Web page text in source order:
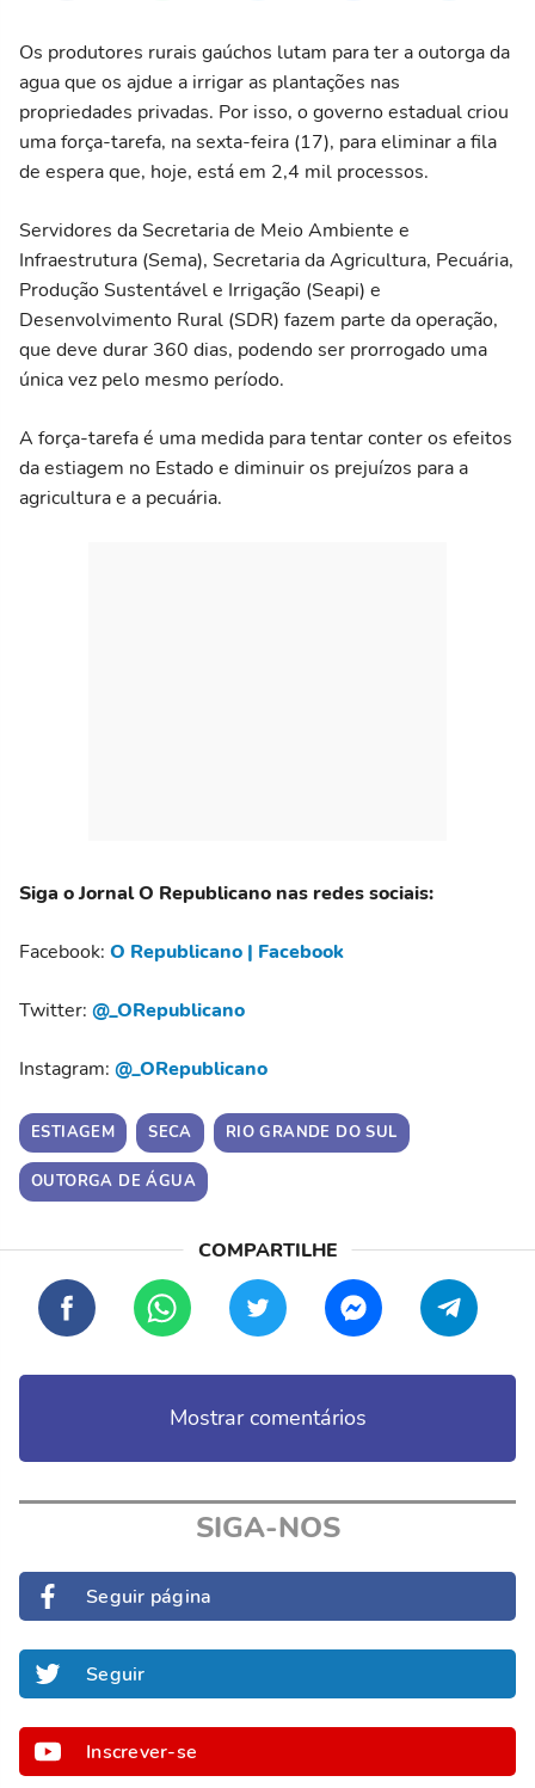
Os produtores rurais gaúchos lutam para ter a outorga da
agua que os ajdue a irrigar as plantações nas
propriedades privadas. Por isso, o governo estadual criou
uma força-tarefa, na sexta-feira (17), para eliminar a fila
de espera que, hoje, está em 2,4 mil processos.
Servidores da Secretaria de Meio Ambiente e
Infraestrutura (Sema), Secretaria da Agricultura, Pecuária,
Produção Sustentável e Irrigação (Seapi) e
Desenvolvimento Rural (SDR) fazem parte da operação,
que deve durar 360 dias, podendo ser prorrogado uma
única vez pelo mesmo período.
A força-tarefa é uma medida para tentar conter os efeitos
da estiagem no Estado e diminuir os prejuízos para a
agricultura e a pecuária.
Siga o Jornal O Republicano nas redes sociais:
Facebook: O Republicano | Facebook
Twitter: @_ORepublicano
Instagram: @_ORepublicano
ESTIAGEM SECA RIO GRANDE DO SUL
OUTORGA DE ÁGUA
Mostrar comentários
SIGA-NOS
Seguir página
Seguir
Inscrever-se